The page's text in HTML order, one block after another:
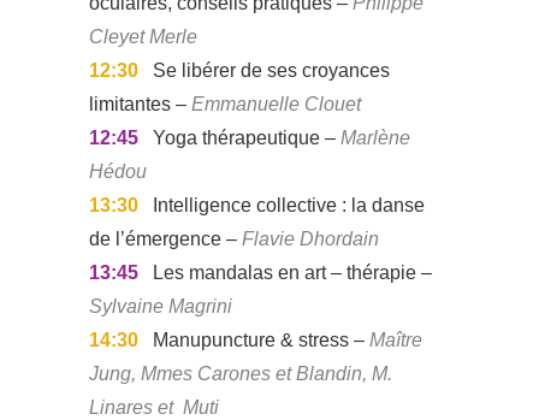
Cleyet Merle
12:30
Se libérer de ses croyances
limitantes – Emmanuelle Clouet
12:45
Yoga thérapeutique – Marlène
Hédou
13:30
Intelligence collective : la danse
de l’émergence – Flavie Dhordain
13:45
Les mandalas en art – thérapie –
Sylvaine Magrini
14:30
Manupuncture & stress – Maître
Jung, Mmes Carones et Blandin, M.
Linares et Muti